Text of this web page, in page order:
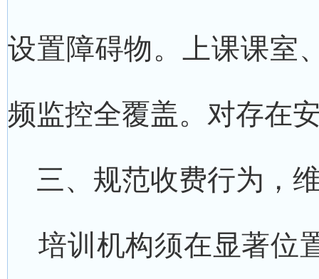
设置障碍物。上课课室
频监控全覆盖。对存在
三、规范收费行为，
培训机构须在显著位